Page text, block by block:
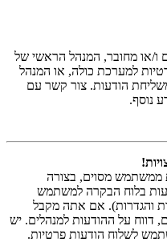
ו/או מחובר, המנהל הראשי של
למערכת כולה, או המנהל
הודעות. צור קשר עם
נוסף.
ממשתמש מסוים, בצורה
בלוח הבקרה למשתמש
והגדרות). אם אתה מקבל
דווח על ההודעות למנהלים. יש
לשלוח הודעות פרטיות.